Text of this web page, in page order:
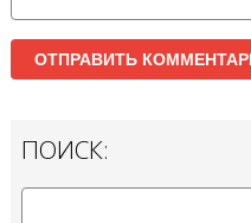
ПОИСК: